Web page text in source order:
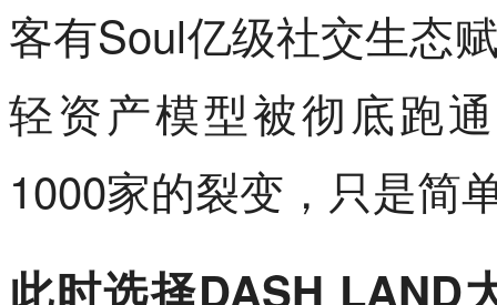
客有Soul亿级社交生态
轻资产模型被彻底跑
1000家的裂变，只是简
此时选择DASH LAND